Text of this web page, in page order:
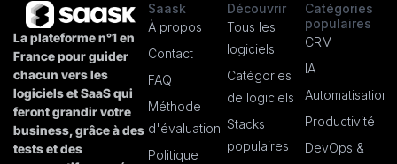
La plateforme n°1 en
France pour guider
chacun vers les
logiciels et SaaS qui
feront grandir votre
business, grâce à des
tests et des
Saask
À propos
Contact
FAQ
Méthode
d'évaluation
Politique
Découvrir
Tous les
logiciels
Catégories
de logiciels
Stacks
populaires
Catégories
populaires
CRM
IA
Automatisation
Productivité
DevOps &